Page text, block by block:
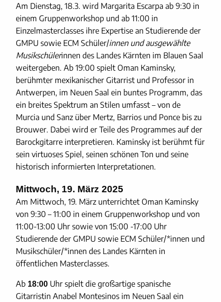
Am Dienstag, 18.3. wird Margarita Escarpa ab 9:30 in
einem Gruppenworkshop und ab 11:00 in
Einzelmasterclasses ihre Expertise an Studierende der
GMPU sowie ECM Schüler/innen und ausgewählte
Musikschülerinnen des Landes Kärnten im Blauen Saal
weitergeben. Ab 19:00 spielt Oman Kaminsky,
berühmter mexikanischer Gitarrist und Professor in
Antwerpen, im Neuen Saal ein buntes Programm, das
ein breites Spektrum an Stilen umfasst – von de
Murcia und Sanz über Mertz, Barrios und Ponce bis zu
Brouwer. Dabei wird er Teile des Programmes auf der
Barockgitarre interpretieren. Kaminsky ist berühmt für
sein virtuoses Spiel, seinen schönen Ton und seine
historisch informierten Interpretationen.
Mittwoch, 19. März 2025
Am Mittwoch, 19. März unterrichtet Oman Kaminsky
von 9:30 – 11:00 in einem Gruppenworkshop und von
11:00-13:00 Uhr sowie von 15:00 -17:00 Uhr
Studierende der GMPU sowie ECM Schüler/*innen und
Musikschüler/*innen des Landes Kärnten in
öffentlichen Masterclasses.
Ab 18:00 Uhr spielt die großartige spanische
Gitarristin Anabel Montesinos im Neuen Saal ein